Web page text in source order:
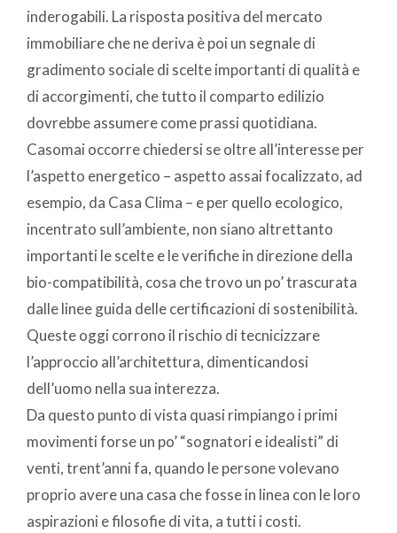
inderogabili. La risposta positiva del mercato
immobiliare che ne deriva è poi un segnale di
gradimento sociale di scelte importanti di qualità e
di accorgimenti, che tutto il comparto edilizio
dovrebbe assumere come prassi quotidiana.
Casomai occorre chiedersi se oltre all’interesse per
l’aspetto energetico – aspetto assai focalizzato, ad
esempio, da Casa Clima – e per quello ecologico,
incentrato sull’ambiente, non siano altrettanto
importanti le scelte e le verifiche in direzione della
bio-compatibilità, cosa che trovo un po’ trascurata
dalle linee guida delle certificazioni di sostenibilità.
Queste oggi corrono il rischio di tecnicizzare
l’approccio all’architettura, dimenticandosi
dell’uomo nella sua interezza.
Da questo punto di vista quasi rimpiango i primi
movimenti forse un po’ “sognatori e idealisti” di
venti, trent’anni fa, quando le persone volevano
proprio avere una casa che fosse in linea con le loro
aspirazioni e filosofie di vita, a tutti i costi.